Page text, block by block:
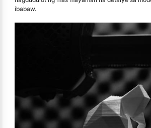
ibabaw.